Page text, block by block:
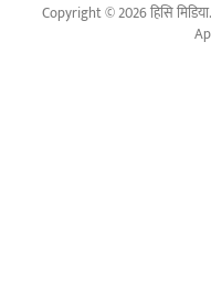
Copyright © 2026 हिसि